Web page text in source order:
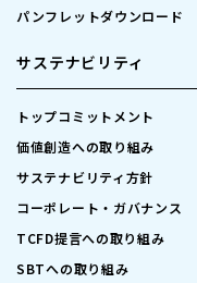
パンフレットダウンロード
サステナビリティ
トップコミットメント
価値創造への取り組み
サステナビリティ方針
コーポレート・ガバナンス
TCFD提言への取り組み
SBTへの取り組み